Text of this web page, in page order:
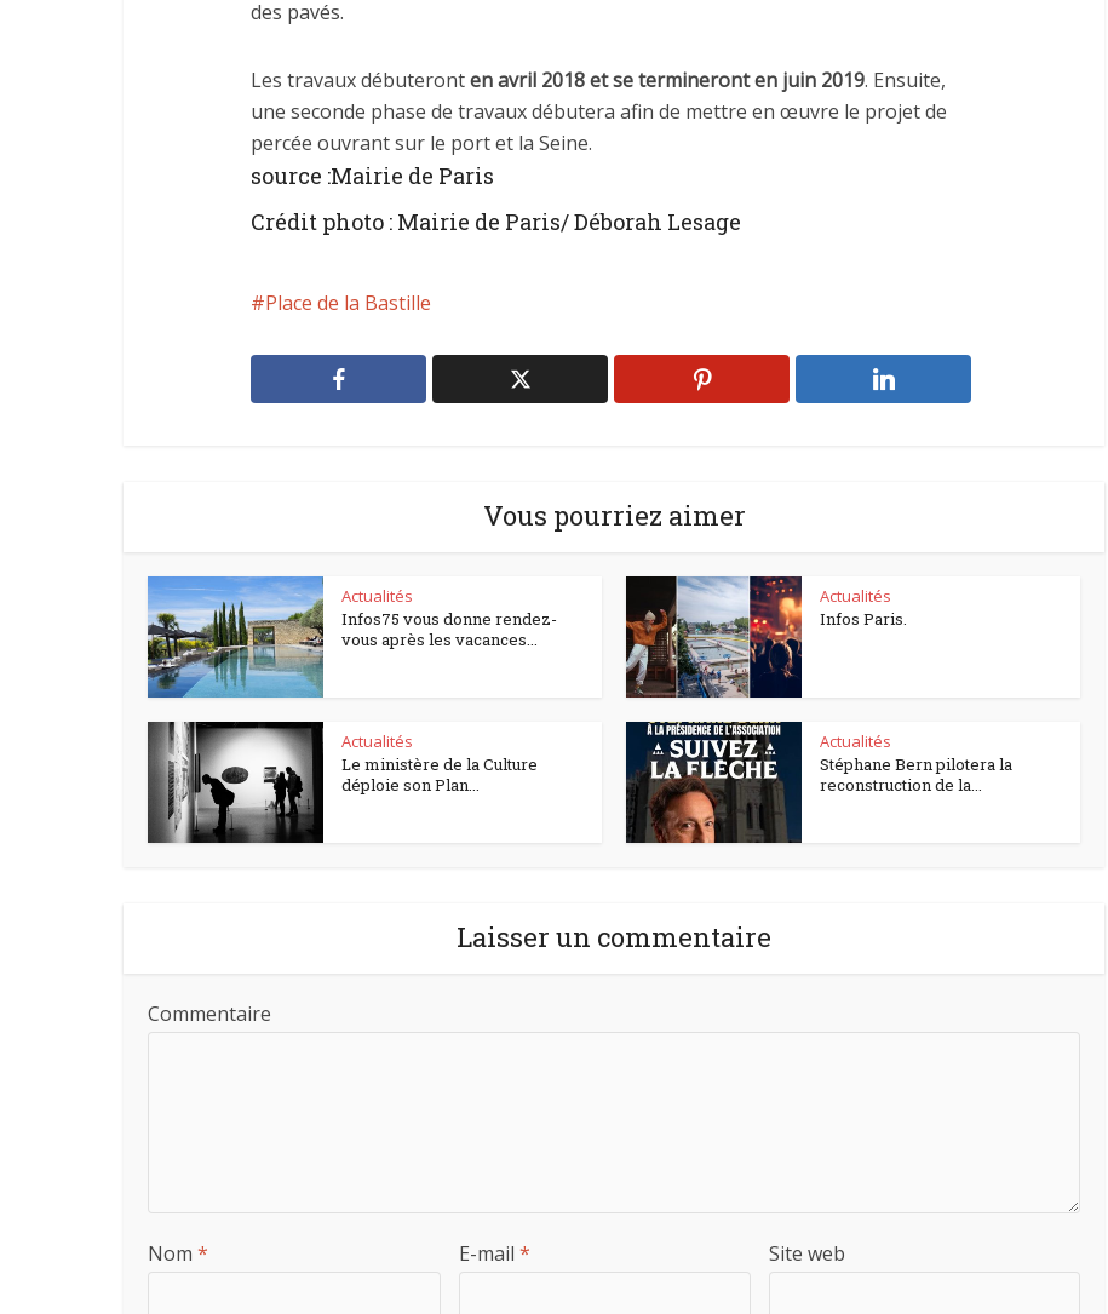
des pavés.
Les travaux débuteronten avril 2018 et se termineront en juin 2019. Ensuite,
une seconde phase de travaux débutera afin de mettre en œuvre le projet de
percée ouvrant sur le port et la Seine.
source :Mairie de Paris
Crédit photo : Mairie de Paris/ Déborah Lesage
Place de la Bastille
Vous pourriez aimer
Actualités
Infos75 vous donne rendez-
vous après les vacances...
Actualités
Infos Paris.
Actualités
Le ministère de la Culture
déploie son Plan...
Actualités
Stéphane Bern pilotera la
reconstruction de la...
Laisser un commentaire
Commentaire
Nom * E-mail * Site web